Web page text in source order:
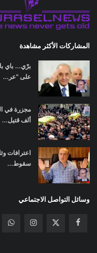
المشاركات الأكثر مشاهدة
برّي... باي
على "عر...
ألف قتيل...
اعترافات
سقوط...
وسائل التواصل الاجتماعي